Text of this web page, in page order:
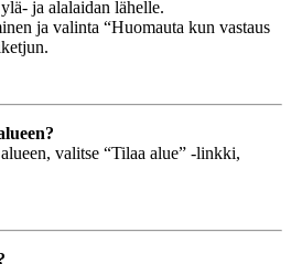
ja alalaidan lähelle.
ja valinta “Huomauta kun vastaus
valitse “Tilaa alue” -linkki,